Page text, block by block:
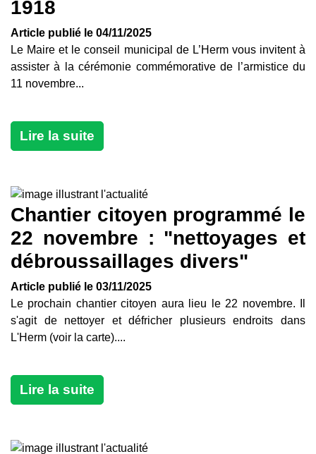
1918
Article publié le 04/11/2025
Le Maire et le conseil municipal de L’Herm vous invitent à
assister à la cérémonie commémorative de l’armistice du
11 novembre...
Lire la suite
Chantier citoyen programmé le
22 novembre : "nettoyages et
débroussaillages divers"
Article publié le 03/11/2025
Le prochain chantier citoyen aura lieu le 22 novembre. Il
s'agit de nettoyer et défricher plusieurs endroits dans
L'Herm (voir la carte)....
Lire la suite